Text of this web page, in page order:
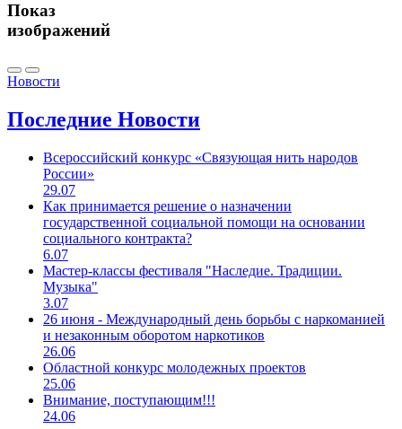
Показ
изображений
Новости
Последние Новости
Всероссийский конкурс «Связующая нить народов
России»
29.07
Как принимается решение о назначении
государственной социальной помощи на основании
социального контракта?
6.07
Мастер-классы фестиваля "Наследие. Традиции.
Музыка"
3.07
26 июня - Международный день борьбы с наркоманией
и незаконным оборотом наркотиков
26.06
Областной конкурс молодежных проектов
25.06
Внимание, поступающим!!!
24.06